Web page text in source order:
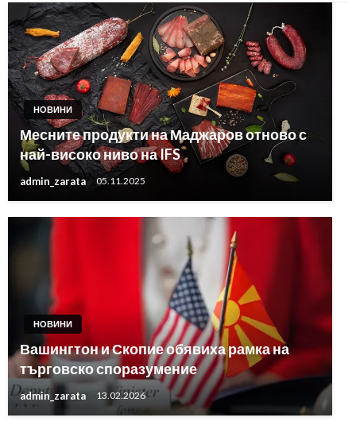
НОВИНИ
Месните продукти на Маджаров отново с
най-високо ниво на IFS
admin_zarata 05.11.2025
НОВИНИ
Вашингтон и Скопие обявиха рамка на
търговско споразумение
admin_zarata 13.02.2026